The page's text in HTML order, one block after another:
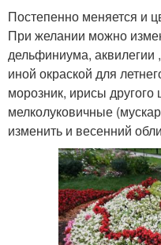
Постепенно меняется и
При желании можно
дельфиниума, аквилегии
иной окраской для
морозник, ирисы
мелколуковичные
изменить и весенний